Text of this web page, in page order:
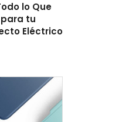
lo Que
tu
Eléctrico